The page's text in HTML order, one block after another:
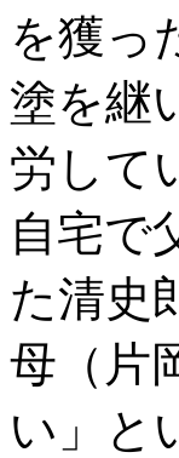
を獲っ
塗を継
労して
自宅で
た清史
母（片
い」と